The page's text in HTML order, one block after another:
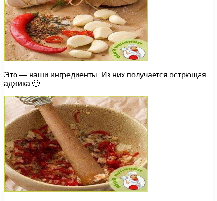
Это — наши ингредиенты. Из них получается острющая
аджика 🙂